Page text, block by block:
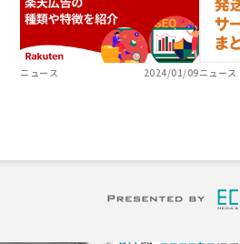
ニュース 2024/01/09ニュース